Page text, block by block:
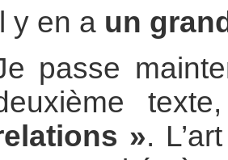
y en a un
passe
».